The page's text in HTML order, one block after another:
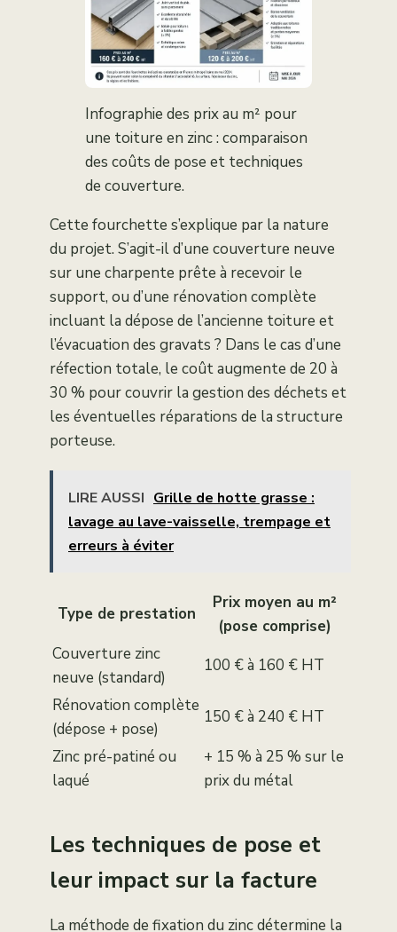
Infographie des prix au m² pour
une toiture en zinc : comparaison
des coûts de pose et techniques
de couverture.
Cette fourchette s’explique par la nature
du projet. S’agit-il d’une couverture neuve
sur une charpente prête à recevoir le
support, ou d’une rénovation complète
incluant la dépose de l’ancienne toiture et
l’évacuation des gravats ? Dans le cas d’une
réfection totale, le coût augmente de 20 à
30 % pour couvrir la gestion des déchets et
les éventuelles réparations de la structure
porteuse.
LIRE AUSSI Grille de hotte grasse :
lavage au lave-vaisselle, trempage et
erreurs à éviter
Type de prestation
Prix moyen au m²
(pose comprise)
Couverture zinc
neuve (standard)
100 € à 160 € HT
Rénovation complète
(dépose + pose)
150 € à 240 € HT
Zinc pré-patiné ou
laqué
+ 15 % à 25 % sur le
prix du métal
Les techniques de pose et
leur impact sur la facture
La méthode de fixation du zinc détermine la